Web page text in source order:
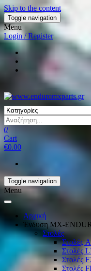
Skip to the content
Toggle navigation
Menu
Login / Register
0
Cart
€0.00
Toggle navigation
Menu
Αρχική
Ένδυση ΜΧ-
Στολές
Στολές
Στολές
Στολές
Στολές